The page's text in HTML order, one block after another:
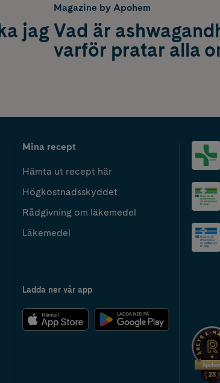
jag
Magazine by Apohem
Vad är
varför pratar alla
Mina recept
Hämta ut recept här
Högkostnadsskyddet
Rådgivning om läkemedel
Läkemedel
Ladda ner vår app